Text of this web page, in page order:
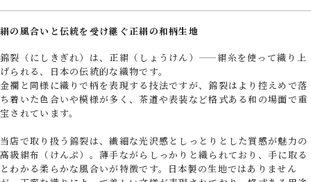
絹の風合いと伝統を受け継ぐ正絹の和柄生地
錦裂（にしきぎれ）は、正絹（しょうけん）——絹糸を使って織り上
げられる、日本の伝統的な織物です。
金襴と同様に織りで柄を表現する技法ですが、錦裂はより控えめで落
ち着いた色合いや模様が多く、茶道や表装など格式ある和の場面で重
宝されています。
当店で取り扱う錦裂は、繊細な光沢感としっとりとした質感が魅力の
高級絹布（けんぷ）。薄手ながらしっかりと織られており、手に取る
とわかる柔らかな風合いが特徴です。日本製の生地ではありません